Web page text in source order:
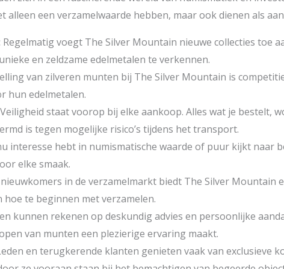
alleen een verzamelwaarde hebben, maar ook dienen als
Regelmatig voegt The Silver Mountain nieuwe collecties toe
en zeldzame edelmetalen te verkennen.
van zilveren munten bij The Silver Mountain is
hun edelmetalen.
staat voorop bij elke aankoop. Alles wat je bestelt,
is tegen mogelijke risico’s tijdens het transport.
interesse hebt in numismatische waarde of puur kijkt naar
elke smaak.
in de verzamelmarkt biedt The Silver Mountain
te beginnen met verzamelen.
kunnen rekenen op deskundig advies en persoonlijke
van munten een plezierige ervaring maakt.
en terugkerende klanten genieten vaak van exclusieve